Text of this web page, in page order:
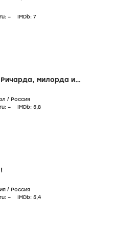
– IMDb: 7
милорда и
Птицу
/ Россия
– IMDb: 5,8
/ Россия
– IMDb: 5,4